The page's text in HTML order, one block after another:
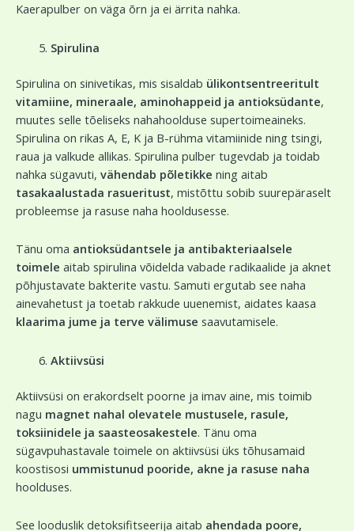
Kaerapulber on väga õrn ja ei ärrita nahka.
Spirulina
Spirulina on sinivetikas, mis sisaldab ülikontsentreeritult
vitamiine, mineraale, aminohappeid ja antioksüdante,
muutes selle tõeliseks nahahoolduse supertoimeaineks.
Spirulina on rikas A, E, K ja B-rühma vitamiinide ning tsingi,
raua ja valkude allikas. Spirulina pulber tugevdab ja toidab
nahka sügavuti, vähendab põletikke ning aitab
tasakaalustada rasueritust, mistõttu sobib suurepäraselt
probleemse ja rasuse naha hooldusesse.
Tänu oma antioksüdantsele ja antibakteriaalsele
toimele aitab spirulina võidelda vabade radikaalide ja aknet
põhjustavate bakterite vastu. Samuti ergutab see naha
ainevahetust ja toetab rakkude uuenemist, aidates kaasa
klaarima jume ja terve välimuse saavutamisele.
Aktiivsüsi
Aktiivsüsi on erakordselt poorne ja imav aine, mis toimib
nagu magnet nahal olevatele mustusele, rasule,
toksiinidele ja saasteosakestele. Tänu oma
sügavpuhastavale toimele on aktiivsüsi üks tõhusamaid
koostisosi ummistunud pooride, akne ja rasuse naha
hoolduses.
See looduslik detoksifitseerija aitab ahendada poore,